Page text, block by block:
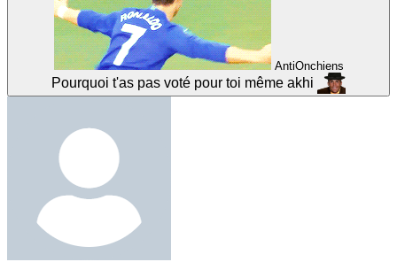
AntiOnchiens
Pourquoi t'as pas voté pour toi même akhi